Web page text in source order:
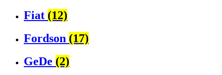
Fiat (12)
Fordson (17)
GeDe (2)